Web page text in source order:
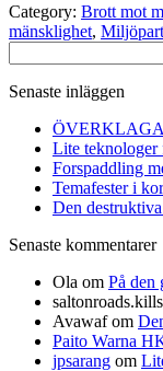
Category: Brott mot
mänsklighet,
efter:
Senaste inläggen
Lite
Forspaddling
Temafester i
Den
Senaste kommentarer
Ola om På den
Avawafom
Paito Warna
jpsarang om